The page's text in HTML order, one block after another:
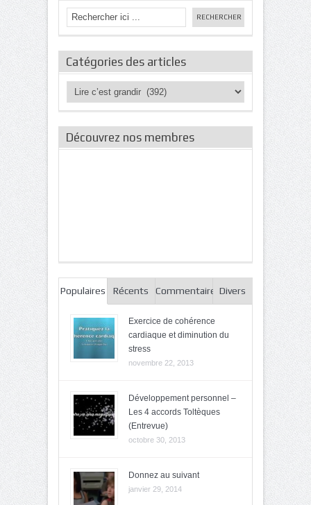
Catégories des articles
Catégories
des
Découvrez nos membres
Populaires Récents CommentairesDivers
Exercice de cohérence
cardiaque et diminution du
stress
novembre 22, 2013
Développement personnel –
Les 4 accords Toltèques
(Entrevue)
octobre 30, 2013
Donnez au suivant
janvier 29, 2014